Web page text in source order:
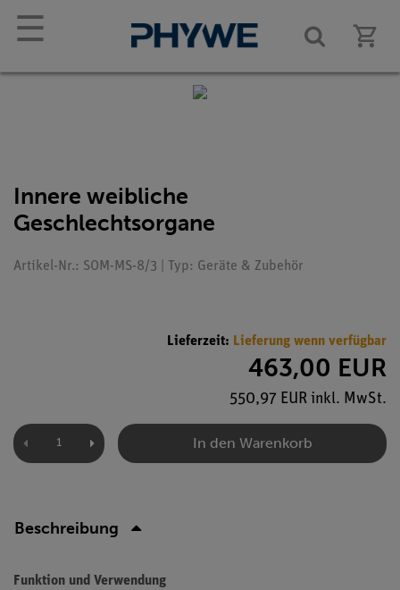
☰
Innere weibliche
Geschlechtsorgane
Artikel-Nr.: SOM-MS-8/3 | Typ: Geräte & Zubehör
Lieferzeit: Lieferung wenn verfügbar
463,00 EUR
550,97 EUR inkl. MwSt.
In den Warenkorb
Beschreibung
Funktion und Verwendung